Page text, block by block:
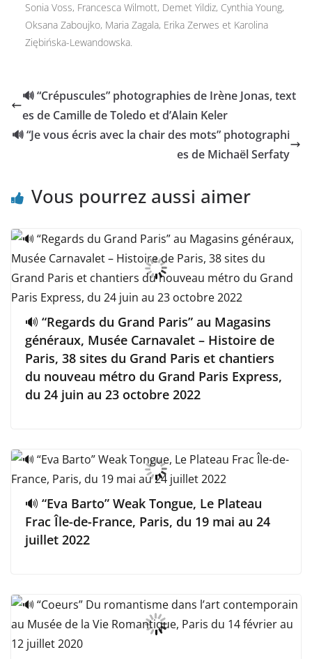
Sonia Voss, Francesca Wilmott, Demet Yildiz, Cynthia Young,
Oksana Zaboujko, Maria Zagala, Erika Zerwes et Karolina
Ziębińska-Lewandowska.
🔊 “Crépuscules” photographies de Irène Jonas, text
es de Camille de Toledo et d’Alain Keler
🔊 “Je vous écris avec la chair des mots” photographi
es de Michaël Serfaty
Vous pourrez aussi aimer
🔊 “Regards du Grand Paris” au Magasins
généraux, Musée Carnavalet – Histoire de
Paris, 38 sites du Grand Paris et chantiers
du nouveau métro du Grand Paris Express,
du 24 juin au 23 octobre 2022
🔊 “Eva Barto” Weak Tongue, Le Plateau
Frac Île-de-France, Paris, du 19 mai au 24
juillet 2022